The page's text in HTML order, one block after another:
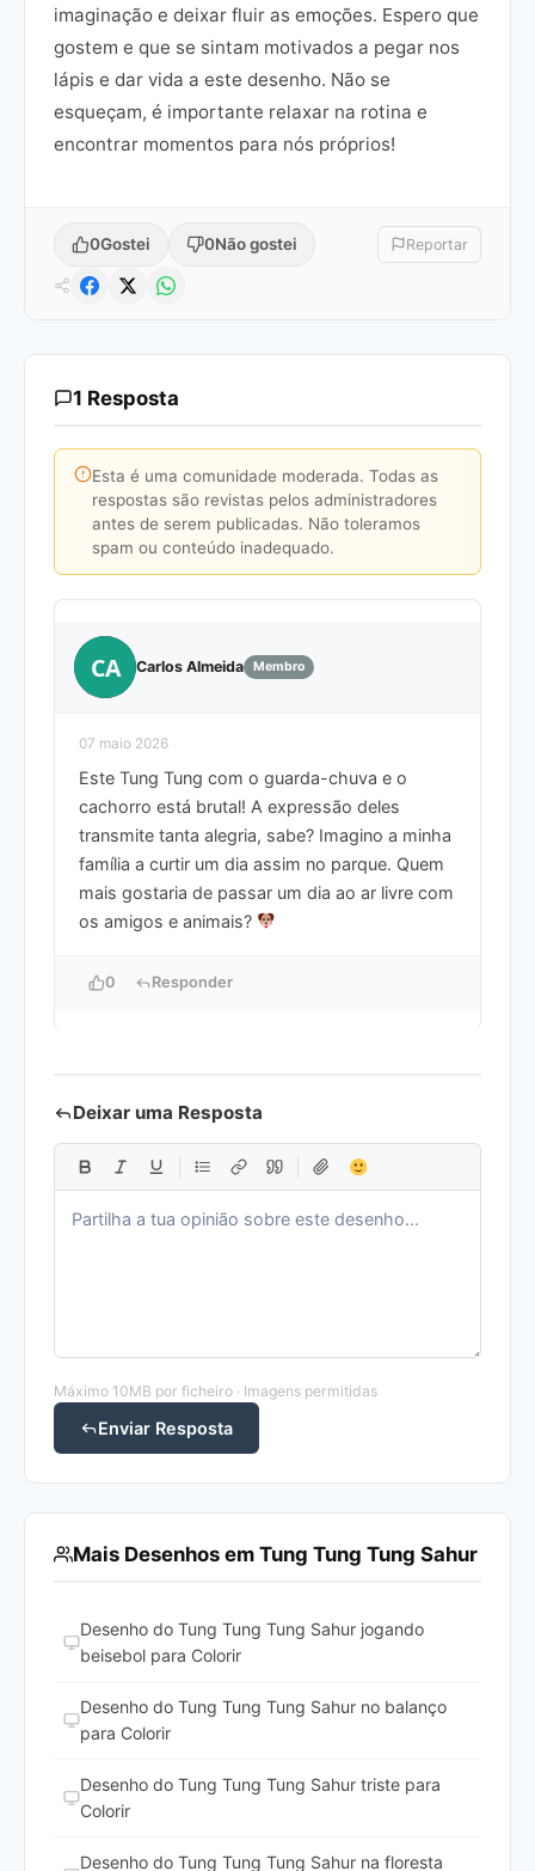
imaginação e deixar fluir as emoções. Espero que
gostem e que se sintam motivados a pegar nos
lápis e dar vida a este desenho. Não se
esqueçam, é importante relaxar na rotina e
encontrar momentos para nós próprios!
0Gostei 0Não gostei Reportar
1 Resposta
Esta é uma comunidade moderada. Todas as
respostas são revistas pelos administradores
antes de serem publicadas. Não toleramos
spam ou conteúdo inadequado.
CA Carlos Almeida Membro
07 maio 2026
Este Tung Tung com o guarda-chuva e o
cachorro está brutal! A expressão deles
transmite tanta alegria, sabe? Imagino a minha
família a curtir um dia assim no parque. Quem
mais gostaria de passar um dia ao ar livre com
os amigos e animais?
0 Responder
Deixar uma Resposta
Máximo 10MB por ficheiro · Imagens permitidas
Enviar Resposta
Mais Desenhos em Tung Tung Tung Sahur
Desenho do Tung Tung Tung Sahur jogando
beisebol para Colorir
Desenho do Tung Tung Tung Sahur no balanço
para Colorir
Desenho do Tung Tung Tung Sahur triste para
Colorir
Desenho do Tung Tung Tung Sahur na floresta